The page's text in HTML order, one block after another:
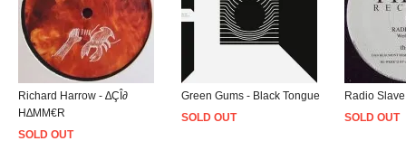
Richard Harrow - ∆ÇÎ∂
H∆MM€R
SOLD OUT
Green Gums - Black Tongue
SOLD OUT
Radio
SOLD OUT